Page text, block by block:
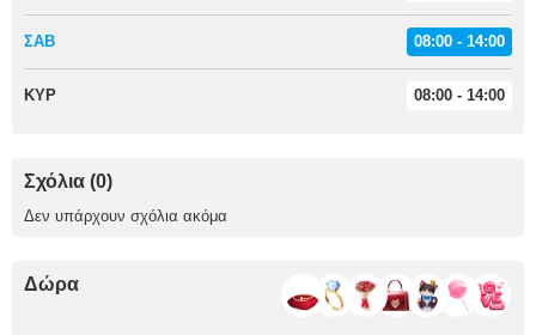
ΣΑΒ 08:00 - 14:00
ΚΥΡ 08:00 - 14:00
Σχόλια (0)
Δεν υπάρχουν σχόλια ακόμα
Δώρα